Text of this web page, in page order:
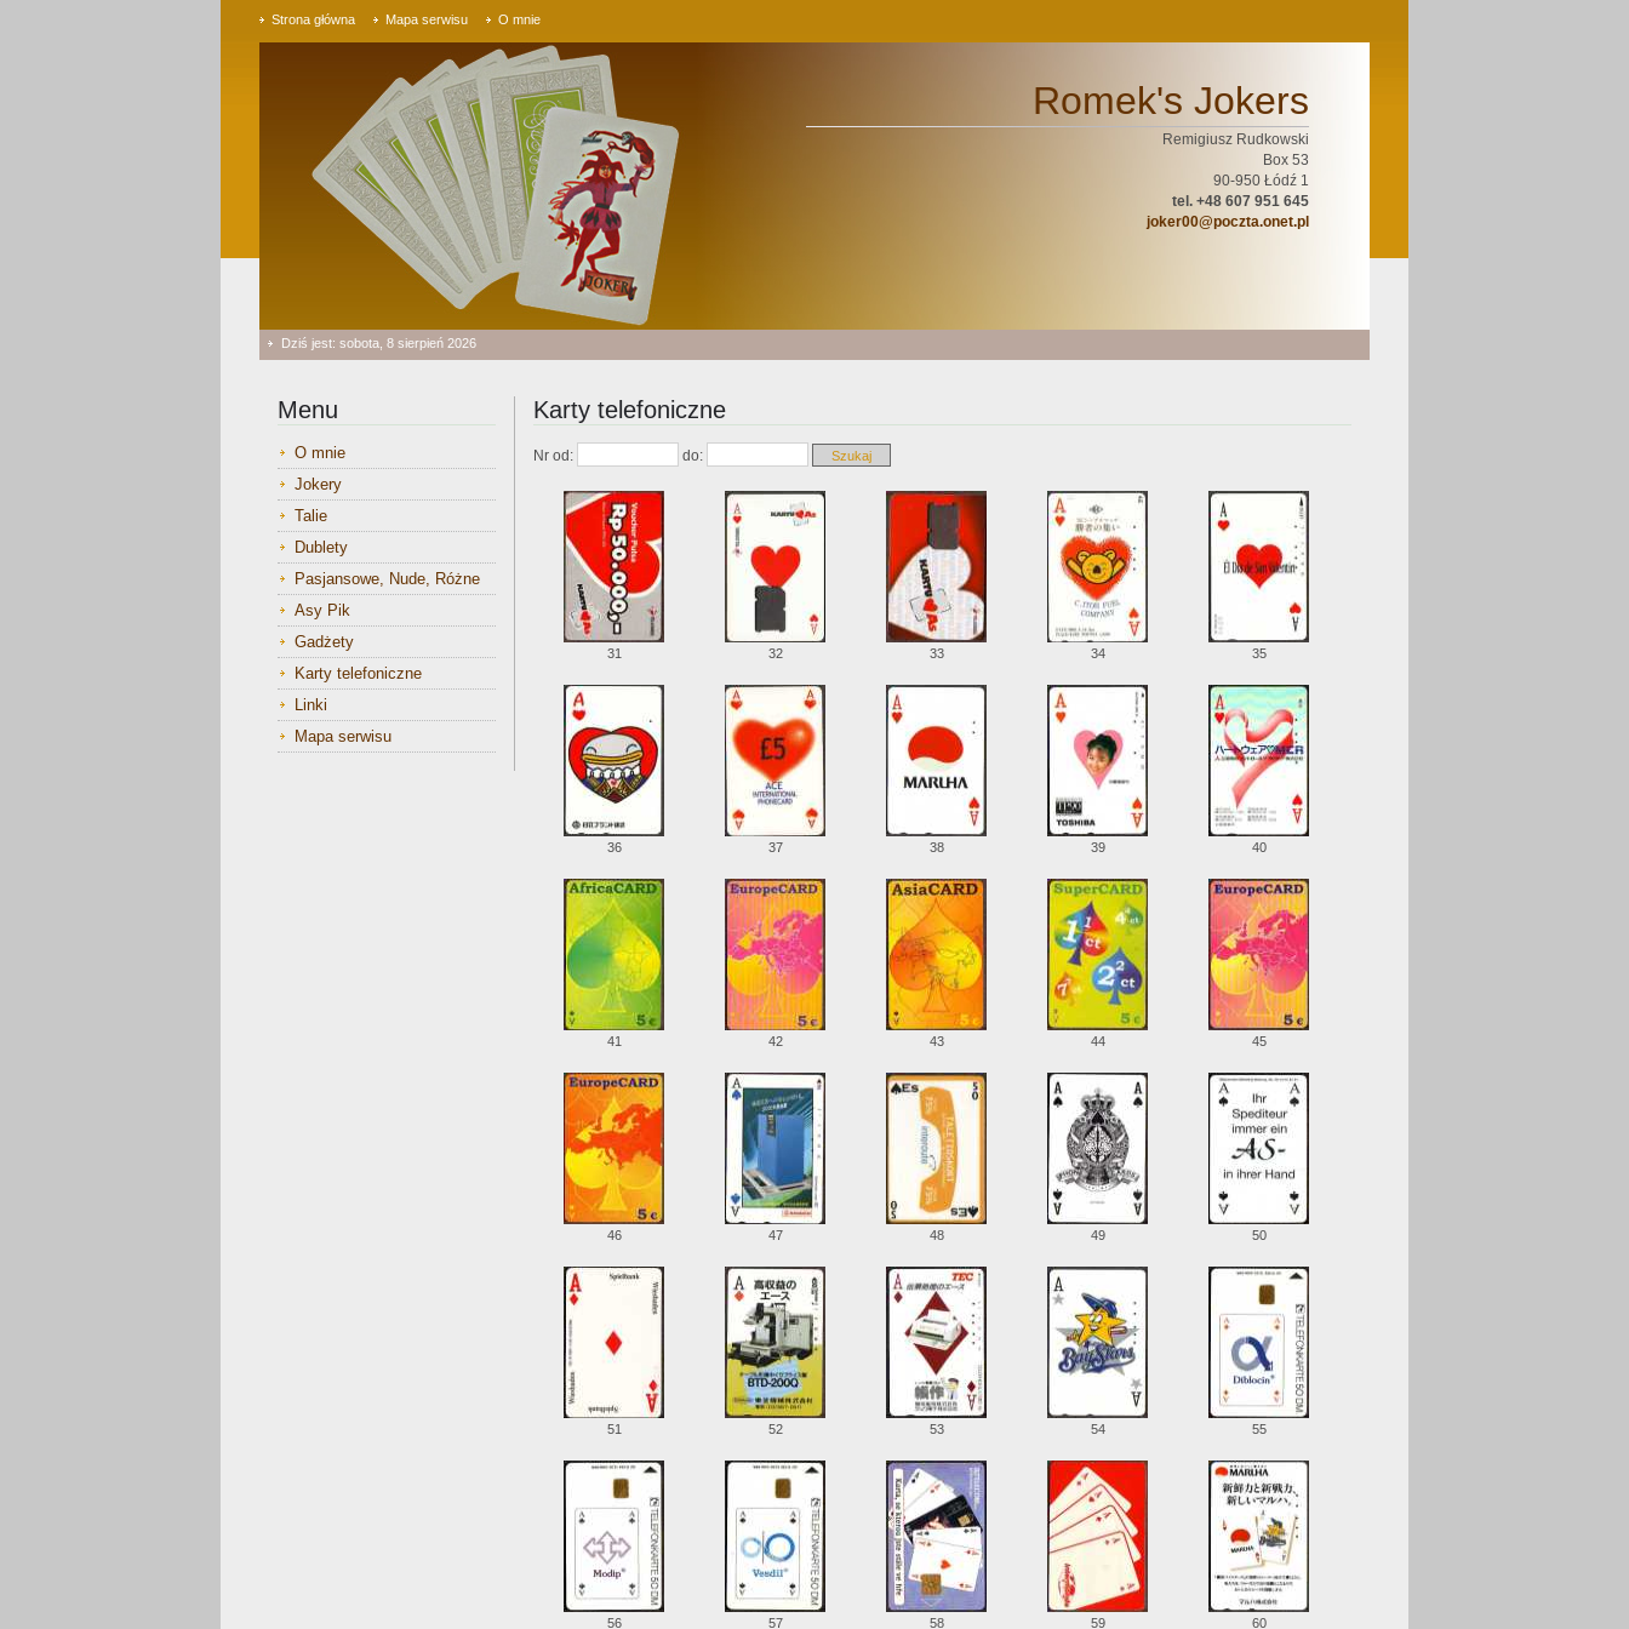
Strona główna Mapa serwisu O mnie
Romek's Jokers
Remigiusz Rudkowski
Box 53
90-950 Łódź 1
tel. +48 607 951 645
joker00@poczta.onet.pl
Dziś jest: sobota, 8 sierpień 2026
Menu
O mnie
Jokery
Talie
Dublety
Pasjansowe, Nude, Różne
Asy Pik
Gadżety
Karty telefoniczne
Linki
Mapa serwisu
Karty telefoniczne
Nr od: do:
31 32 33 34 35
36 37 38 39 40
41 42 43 44 45
46 47 48 49 50
51 52 53 54 55
56 57 58 59 60